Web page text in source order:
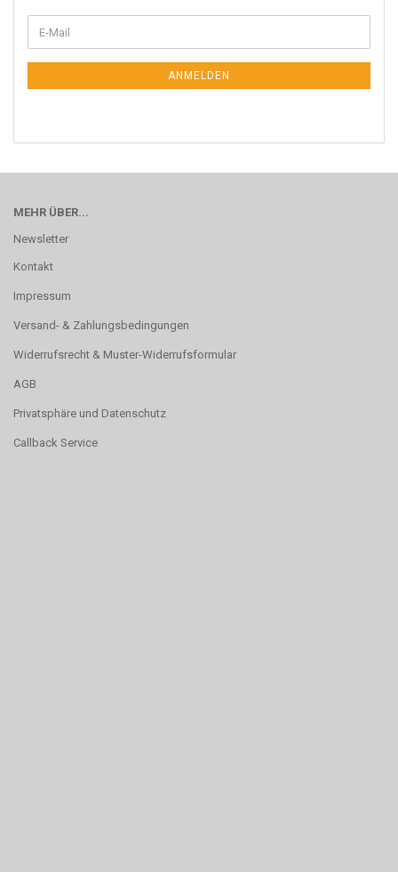
ANMELDEN
MEHR ÜBER...
Newsletter
Kontakt
Impressum
Versand- & Zahlungsbedingungen
Widerrufsrecht & Muster-Widerrufsformular
AGB
Privatsphäre und Datenschutz
Callback Service